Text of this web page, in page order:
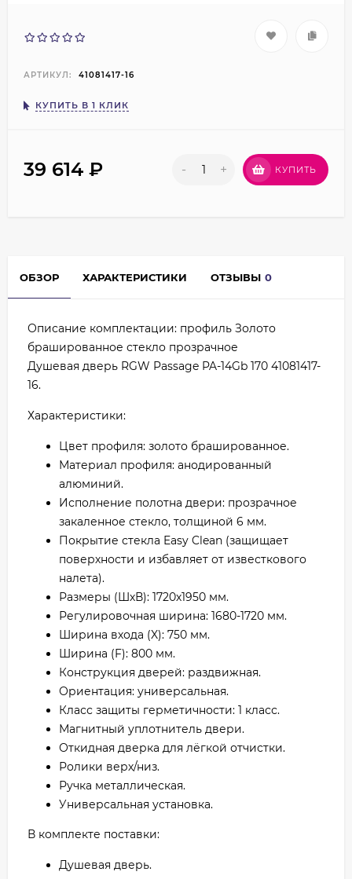
АРТИКУЛ: 41081417-16
КУПИТЬ В 1 КЛИК
39 614 ₽ - + КУПИТЬ
ОБЗОР ХАРАКТЕРИСТИКИ ОТЗЫВЫ 0
Описание комплектации: профиль Золото
брашированное стекло прозрачное
Душевая дверь RGW Passage PA-14Gb 170 41081417-
16.
Характеристики:
Цвет профиля: золото брашированное.
Материал профиля: анодированный
алюминий.
Исполнение полотна двери: прозрачное
закаленное стекло, толщиной 6 мм.
Покрытие стекла Easy Clean (защищает
поверхности и избавляет от известкового
налета).
Размеры (ШхВ): 1720х1950 мм.
Регулировочная ширина: 1680-1720 мм.
Ширина входа (X): 750 мм.
Ширина (F): 800 мм.
Конструкция дверей: раздвижная.
Ориентация: универсальная.
Класс защиты герметичности: 1 класс.
Магнитный уплотнитель двери.
Откидная дверка для лёгкой отчистки.
Ролики верх/низ.
Ручка металлическая.
Универсальная установка.
В комплекте поставки:
Душевая дверь.